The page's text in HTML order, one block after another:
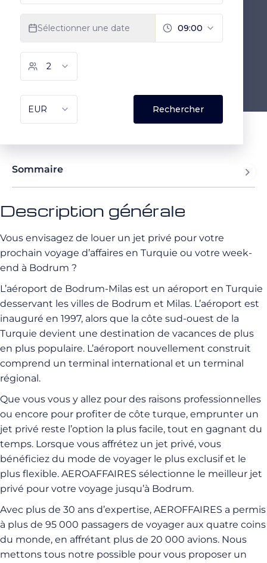
Sommaire
Description générale
Vous envisagez de louer un jet privé pour votre
prochain voyage d’affaires en Turquie ou votre week-
end à Bodrum ?
L’aéroport de Bodrum-Milas est un aéroport en Turquie
desservant les villes de Bodrum et Milas. L’aéroport est
inauguré en 1997, alors que la côte sud-ouest de la
Turquie devient une destination de vacances de plus
en plus populaire. L’aéroport nouvellement construit
comprend un terminal international et un terminal
régional.
Que vous vous y allez pour des raisons professionnelles
ou encore pour profiter de côte turque, emprunter un
jet privé reste l’option la plus facile, tout en gagnant du
temps. Lorsque vous affrétez un jet privé, vous
bénéficiez du mode de voyager le plus exclusif et le
plus flexible. AEROAFFAIRES sélectionne le meilleur jet
privé pour votre voyage jusqu’à Bodrum.
Avec plus de 30 ans d’expertise, AEROFFAIRES a permis
à plus de 95 000 passagers de voyager aux quatre coins
du monde, en affrétant plus de 20 000 avions. Nous
mettons tous notre possible pour vous proposer un